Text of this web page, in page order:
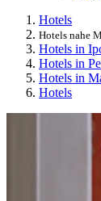
Hotels
Hotels nahe
Hotels in
Hotels in
Hotels in
Hotels